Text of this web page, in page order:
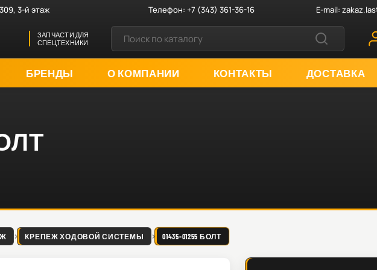
3-й этаж Телефон:+7 (343) 361-36-16 E-mail:
ЗАПЧАСТИ ДЛЯ
СПЕЦТЕХНИКИ
БРЕНДЫ О КОМПАНИИ КОНТАКТЫ ДОСТАВКА
КРЕПЕЖ ХОДОВОЙ СИСТЕМЫ 01435-01255 БОЛТ